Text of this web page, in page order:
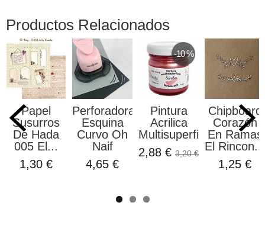
Productos Relacionados
Papel
Susurros
De Hada
005 El...
1,30 €
Perforadora
Esquina
Curvo Oh
Naif
4,65 €
-10 %
Pintura
Acrilica
Multisuperficie...
2,88 € 3,20 €
Chipboard
Corazón
En Ramas
El Rincon...
1,25 €